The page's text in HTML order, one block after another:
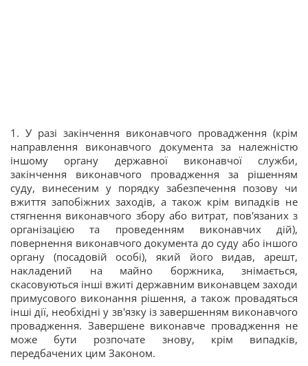
1. У разі закінчення виконавчого провадження (крім
направлення виконавчого документа за належністю
іншому органу державної виконавчої служби,
закінчення виконавчого провадження за рішенням
суду, винесеним у порядку забезпечення позову чи
вжиття запобіжних заходів, а також крім випадків не
стягнення виконавчого збору або витрат, пов'язаних з
організацією та проведенням виконавчих дій),
повернення виконавчого документа до суду або іншого
органу (посадовій особі), який його видав, арешт,
накладений на майно боржника, знімається,
скасовуються інші вжиті державним виконавцем заходи
примусового виконання рішення, а також провадяться
інші дії, необхідні у зв'язку із завершенням виконавчого
провадження. Завершене виконавче провадження не
може бути розпочате знову, крім випадків,
передбачених цим Законом.